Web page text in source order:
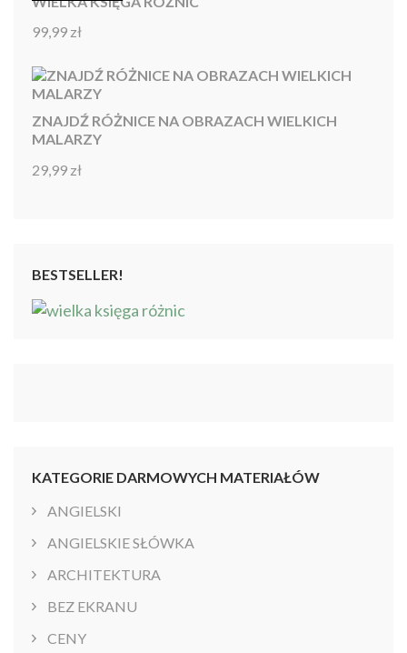
Oceniono
99,99 zł
ZNAJDŹ RÓŻNICE NA OBRAZACH WIELKICH
MALARZY
Oceniono
29,99 zł
BESTSELLER!
KATEGORIE DARMOWYCH MATERIAŁÓW
ANGIELSKI
ANGIELSKIE SŁÓWKA
ARCHITEKTURA
BEZ EKRANU
CENY